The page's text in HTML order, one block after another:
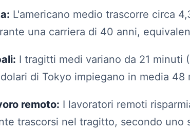
L'americano medio trascorre circa
una carriera di 40 anni,
I tragitti medi variano da 21 minuti
di Tokyo impiegano in media 48
remoto: I lavoratori remoti
trascorsi nel tragitto, secondo uno